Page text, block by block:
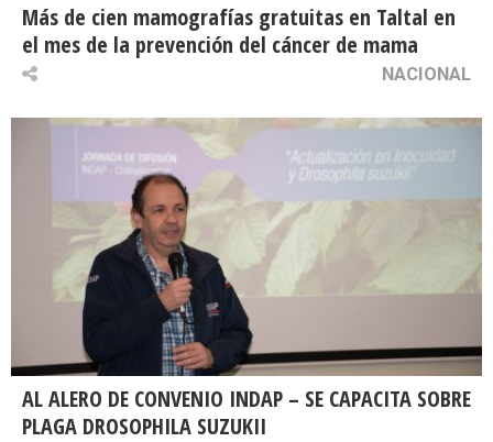
Más de cien mamografías gratuitas en Taltal en
el mes de la prevención del cáncer de mama
NACIONAL
AL ALERO DE CONVENIO INDAP – SE CAPACITA SOBRE
PLAGA DROSOPHILA SUZUKII